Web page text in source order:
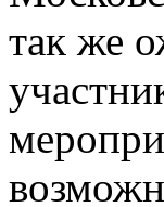
так же